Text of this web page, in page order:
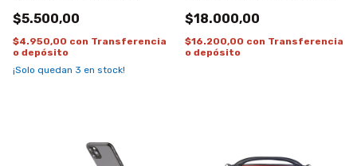
$5.500,00
$4.950,00 con Transferencia
o depósito
¡Solo quedan 3 en stock!
$18.000,00
$16.200,00 con Transferencia
o depósito